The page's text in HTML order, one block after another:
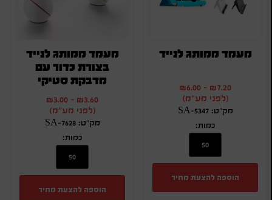
מעמד ממותג לנייד
₪7.20
-
₪6.00
(לפני מע"מ)
מק"ט: SA-5347
כמות:
הוספה להצעת מחיר
מעמד ממותג לנייד
בצורת כדור עם
מדבקת סטיקי
₪3.60
-
₪3.00
(לפני מע"מ)
מק"ט: SA-7628
כמות:
הוספה להצעת מחיר